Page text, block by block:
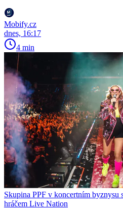
Mobify.cz
dnes, 16:17
4 min
Skupina PPF v koncertním byznysu
hráčem Live Nation